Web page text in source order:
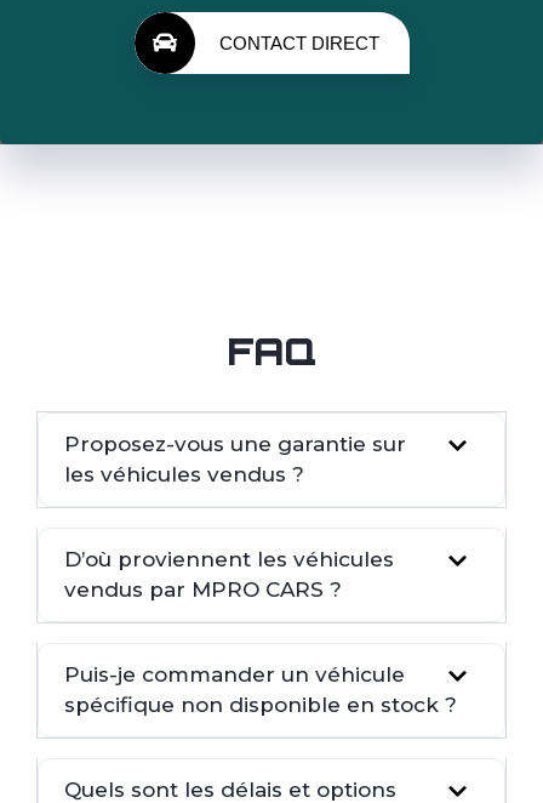
CONTACT DIRECT
FAQ
Proposez-vous une garantie sur
les véhicules vendus ?
D’où proviennent les véhicules
vendus par MPRO CARS ?
Puis-je commander un véhicule
spécifique non disponible en stock ?
Quels sont les délais et options